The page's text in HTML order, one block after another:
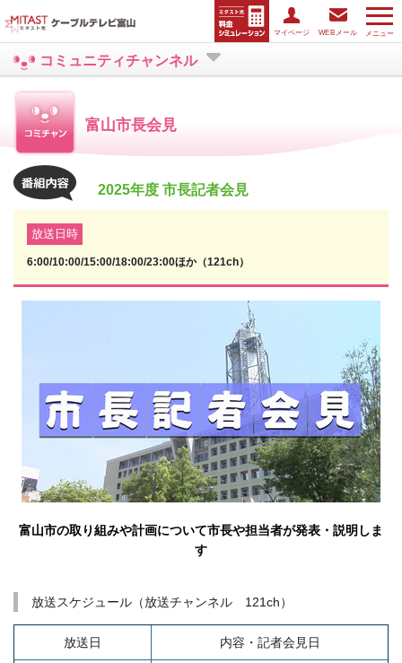
メニュー
マイページ WEBメール
コミュニティチャンネル
富山市長会見
2025年度 市長記者会見
放送日時
6:00/10:00/15:00/18:00/23:00ほか（121ch）
富山市の取り組みや計画について市長や担当者が発表・説明しま
す
放送スケジュール（放送チャンネル 121ch）
放送日 内容・記者会見日